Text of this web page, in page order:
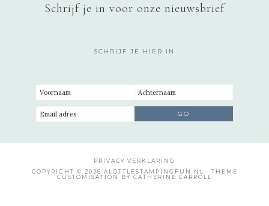
Schrijf je in voor onze nieuwsbrief
SCHRIJF JE HIER IN
PRIVACY VERKLARING
COPYRIGHT © 2026 ALOTTLESTAMPINGFUN.NL · THEME
CUSTOMISATION BY CATHERINE CARROLL